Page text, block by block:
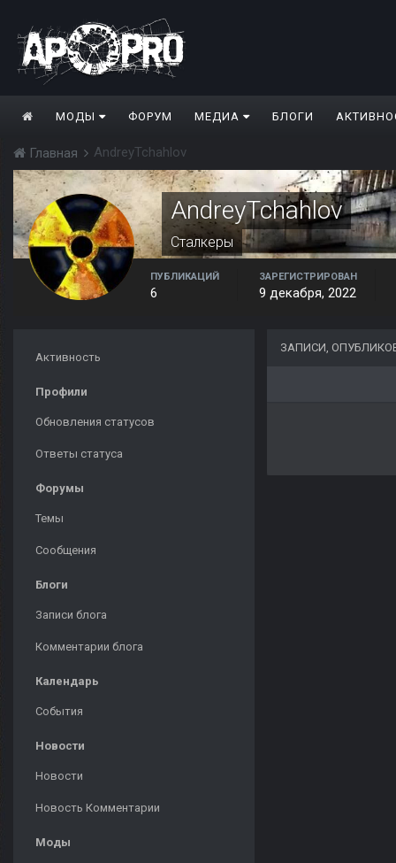
МОДЫ ФОРУМ МЕДИА БЛОГИ
Главная AndreyTchahlov
AndreyTchahlov
Сталкеры
ПУБЛИКАЦИЙ
6
ЗАРЕГИСТРИРОВАН
9 декабря, 2022
Активность
Профили
Обновления статусов
Ответы статуса
Форумы
Темы
Сообщения
Блоги
Записи блога
Комментарии блога
Календарь
События
Новости
Новости
Новость Комментарии
Моды
ЗАПИСИ,